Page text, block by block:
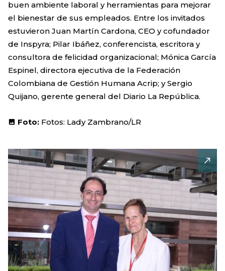
buen ambiente laboral y herramientas para mejorar
el bienestar de sus empleados. Entre los invitados
estuvieron Juan Martín Cardona, CEO y cofundador
de Inspyra; Pilar Ibáñez, conferencista, escritora y
consultora de felicidad organizacional; Mónica García
Espinel, directora ejecutiva de la Federación
Colombiana de Gestión Humana Acrip; y Sergio
Quijano, gerente general del Diario La República.
Foto: Fotos: Lady Zambrano/LR